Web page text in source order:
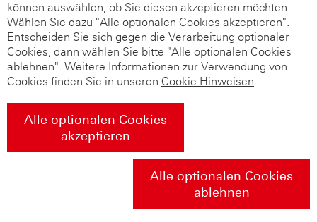
können auswählen, ob Sie diesen akzeptieren möchten.
Wählen Sie dazu "Alle optionalen Cookies akzeptieren".
Entscheiden Sie sich gegen die Verarbeitung optionaler
Cookies, dann wählen Sie bitte "Alle optionalen Cookies
ablehnen". Weitere Informationen zur Verwendung von
Cookies finden Sie in unseren Cookie Hinweisen.
Alle optionalen Cookies
akzeptieren
Alle optionalen Cookies
ablehnen